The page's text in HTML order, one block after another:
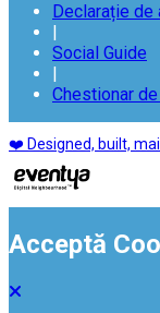
Declarație
|
Social Guide
|
Chestionar
❤️ Designed, built,
Acceptă